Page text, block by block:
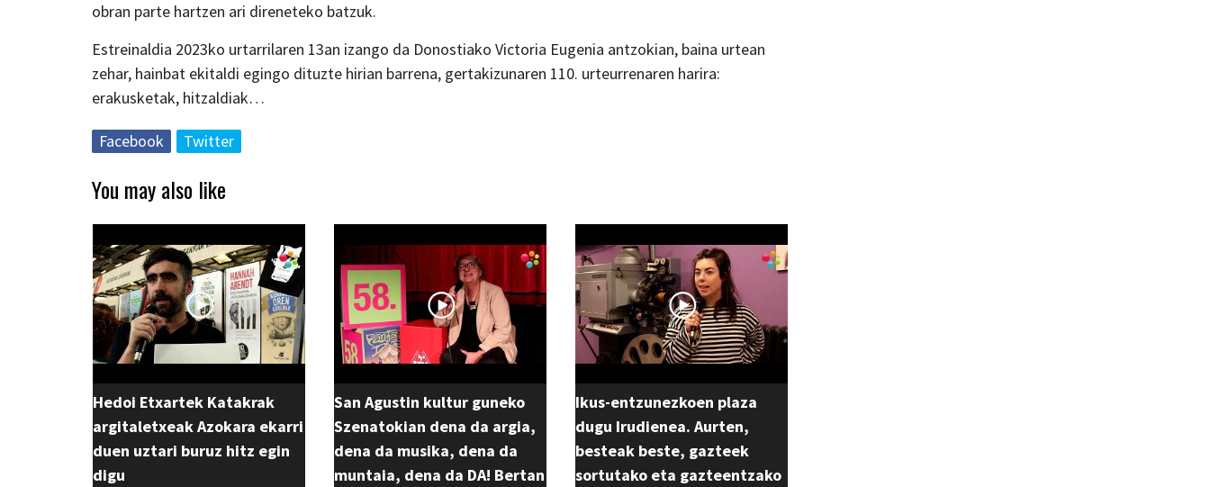
obran parte hartzen ari direneteko batzuk.
Estreinaldia 2023ko urtarrilaren 13an izango da Donostiako Victoria Eugenia antzokian, baina urtean
zehar, hainbat ekitaldi egingo dituzte hirian barrena, gertakizunaren 110. urteurrenaren harira:
erakusketak, hitzaldiak…
Facebook Twitter
You may also like
Hedoi Etxartek Katakrak
argitaletxeak Azokara ekarri
duen uztari buruz hitz egin
digu
San Agustin kultur guneko
Szenatokian dena da argia,
dena da musika, dena da
muntaia, dena da DA! Bertan
Ikus-entzunezkoen plaza
dugu Irudienea. Aurten,
besteak beste, gazteek
sortutako eta gazteentzako